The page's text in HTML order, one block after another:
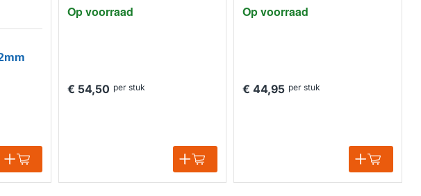
Op voorraad
€ 54,50 per stuk
Op voorraad
€ 44,95 per stuk